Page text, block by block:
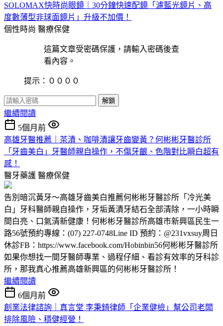
SOLOMAX快時尚眼鏡｜30分鐘快速配鏡「濾藍光鏡片、高
度數薄型非球面鏡片」升級不加價！
個性時尚 醫療保健
這篇文章受密碼保護，請輸入密碼後查
看內容。
提示：００００
解鎖
繼續閱讀
5個月前
高雄牙醫推薦｜茶漬、咖啡漬讓牙齒變黃？何彬彬牙醫診所
「牙齒美白」牙醫師親自操作，不傷牙齦、色階對比瞬白超有
感！
醫牙藥護 醫療保健
告別暗沉黃牙～高雄牙齒美白推薦何彬彬牙醫診所「冷光美
白」牙科醫師親自操作，牙垢黃漬牙結石全部清除，一小時瞬
間白亮、口氣清新健康！何彬彬牙醫診所高雄市新興區民生一
路56號預約專線：(07) 227-0748Line ID 預約：@231vxsuy周日
休診FB：https://www.facebook.com/Hobinbin56何彬彬牙醫診所
如果你想找一間牙醫師專業、過程仔細、看診有效率的牙科診
所，那我真心推薦高雄新興區的何彬彬牙醫診所！
繼續閱讀
6個月前
創業法律諮詢｜真言堂 李秉錡律師「企業健檢」幫公司老闆
排除風險、穩健經營！